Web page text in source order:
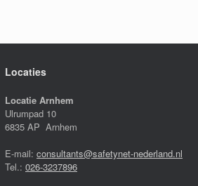
Locaties
Locatie Arnhem
Ulrumpad 10
6835 AP Arnhem
E-mail: consultants@safetynet-nederland.nl
Tel.: 026-3237896